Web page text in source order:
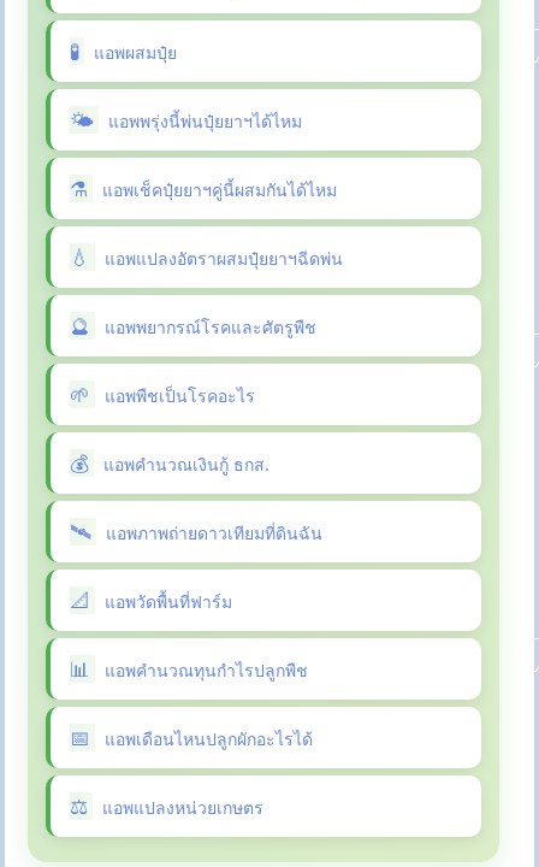
แอพผสมปุ๋ย
แอพพรุ่งนี้พ่นปุ๋ยยาฯได้ไหม
แอพเช็คปุ๋ยยาฯคู่นี้ผสมกันได้ไหม
แอพแปลงอัตราผสมปุ๋ยยาฯฉีดพ่น
แอพพยากรณ์โรคและศัตรูพืช
แอพพืชเป็นโรคอะไร
แอพคำนวณเงินกู้ ธกส.
แอพภาพถ่ายดาวเทียมที่ดินฉัน
แอพวัดพื้นที่ฟาร์ม
แอพคำนวณทุนกำไรปลูกพืช
แอพเดือนไหนปลูกผักอะไรได้
แอพแปลงหน่วยเกษตร